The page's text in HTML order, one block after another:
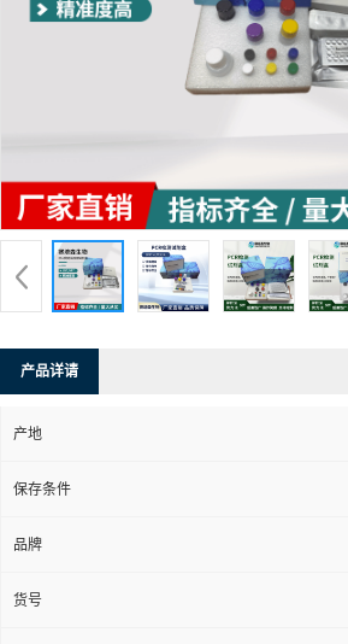
产品详请
产地
保存条件
品牌
货号